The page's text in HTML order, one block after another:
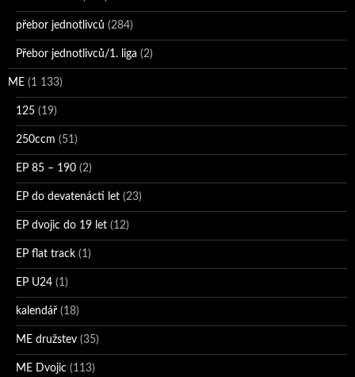
přebor jednotlivců (284)
Přebor jednotlivců/1. liga (2)
ME (1 133)
125 (19)
250ccm (51)
EP 85 – 190 (2)
EP do devatenácti let (23)
EP dvojic do 19 let (12)
EP flat track (1)
EP U24 (1)
kalendář (18)
ME družstev (35)
ME Dvojic (113)